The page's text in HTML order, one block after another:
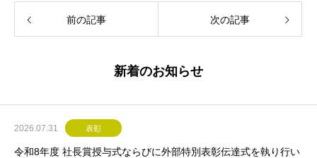
前の記事 次の記事
新着のお知らせ
2026.07.31 表彰
令和8年度 社長賞授与式ならびに外部特別表彰伝達式を執り行い